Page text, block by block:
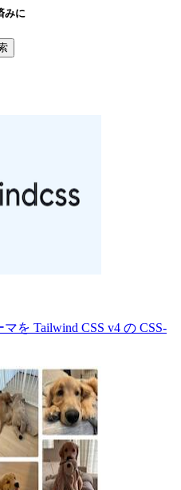
みに
マを Tailwind CSS v4 の CSS-